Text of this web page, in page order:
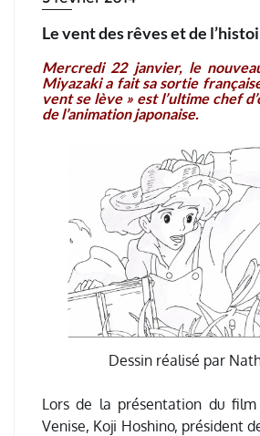
Le vent des rêves et de
Mercredi 22 janvier, le
Miyazaki a fait sa sortie
vent se lève » est l’ultime chef
de l’animation japonaise.
Dessin réalisé par
Lors de la présentation du
Venise, Koji Hoshino, président